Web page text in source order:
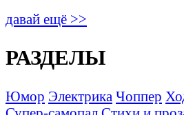
давай ещё >>
РАЗДЕЛЫ
Юмор Электрика Чоппер